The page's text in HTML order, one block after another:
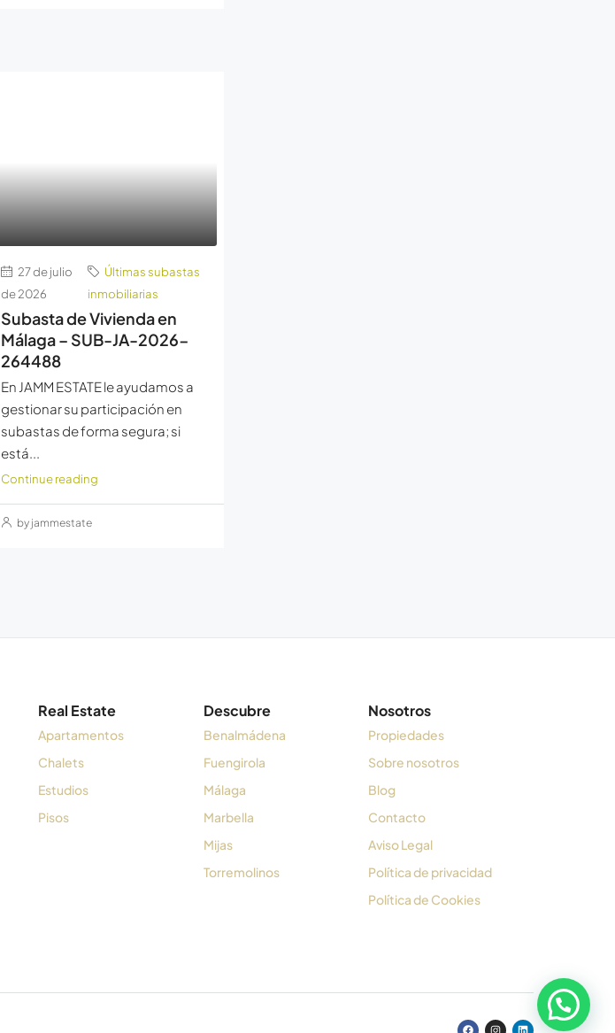
27 de julio
de 2026
Últimas subastas
inmobiliarias
Subasta de Vivienda en
Málaga – SUB-JA-2026-
264488
En JAMM ESTATE le ayudamos a
gestionar su participación en
subastas de forma segura; si
está...
Continue reading
by jammestate
Real Estate
Apartamentos
Chalets
Estudios
Pisos
Descubre
Benalmádena
Fuengirola
Málaga
Marbella
Mijas
Torremolinos
Nosotros
Propiedades
Sobre nosotros
Blog
Contacto
Aviso Legal
Política de privacidad
Política de Cookies